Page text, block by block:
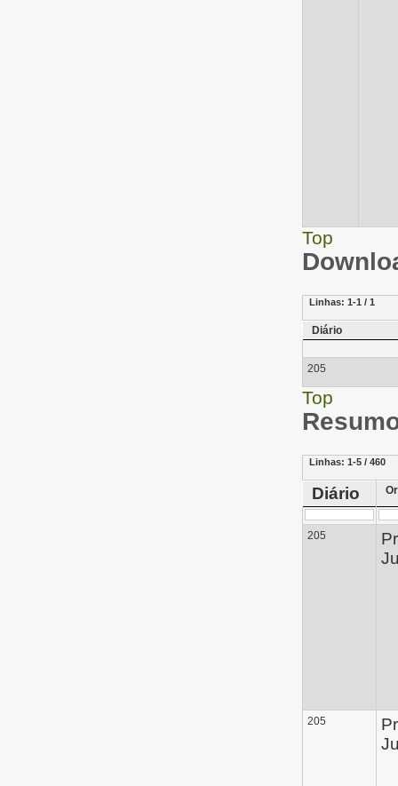
Top
Linhas: 1-1 / 1
Diário
205
Top
Linhas: 1-5 / 460
Diário
205
205